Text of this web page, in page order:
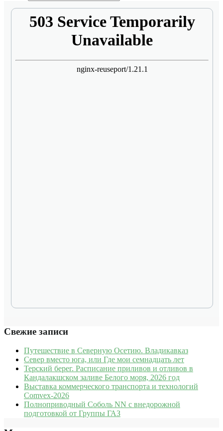
Свежие записи
Путешествие в Северную Осетию. Владикавказ
Север вместо юга, или Где мои семнадцать лет
Терский берег. Расписание приливов и отливов в
Кандалакшском заливе Белого моря, 2026 год
Выставка коммерческого транспорта и технологий
Comvex-2026
Полноприводный Соболь NN с внедорожной
подготовкой от Группы ГАЗ